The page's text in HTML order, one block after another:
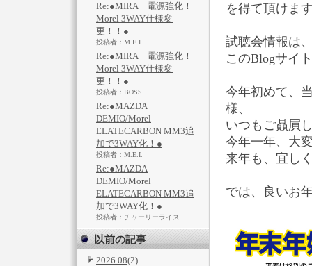
Re:●MIRA 電源強化！
Morel 3WAY仕様変
更！！●
投稿者：M.E.I.
Re:●MIRA 電源強化！
Morel 3WAY仕様変
更！！●
投稿者：BOSS
Re:●MAZDA
DEMIO/Morel
ELATECARBON MM3追
加で3WAY化！●
投稿者：M.E.I.
Re:●MAZDA
DEMIO/Morel
ELATECARBON MM3追
加で3WAY化！●
投稿者：チャーリーライス
以前の記事
2026.08(2)
を得て頂けま
試聴会情報は
このBlogサイ
今年初めて、
様、
いつもご贔屓
今年一年、大
来年も、宜し
では、良いお